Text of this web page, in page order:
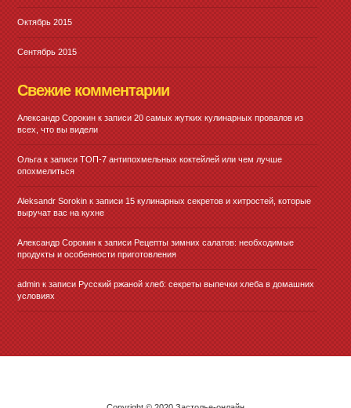
Октябрь 2015
Сентябрь 2015
Свежие комментарии
Александр Сорокин к записи20 самых жутких кулинарных провалов из
всех, что вы видели
Ольга к записиТОП-7 антипохмельных коктейлей или чем лучше
опохмелиться
Aleksandr Sorokin к записи 15 кулинарных секретов и хитростей, которые
выручат вас на кухне
Александр Сорокин к записиРецепты зимних салатов: необходимые
продукты и особенности приготовления
admin к записиРусский ржаной хлеб: секреты выпечки хлеба в домашних
условиях